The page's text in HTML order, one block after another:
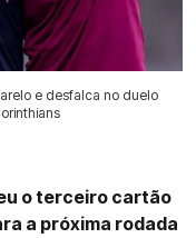
e desfalca no duelo
o terceiro cartão
a próxima rodada